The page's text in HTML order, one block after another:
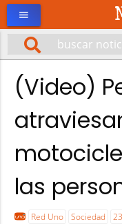
menu
(Video)
las
Red Uno Sociedad